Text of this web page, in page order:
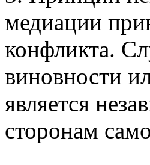
медиации
конфликта.
виновности
является
сторонам